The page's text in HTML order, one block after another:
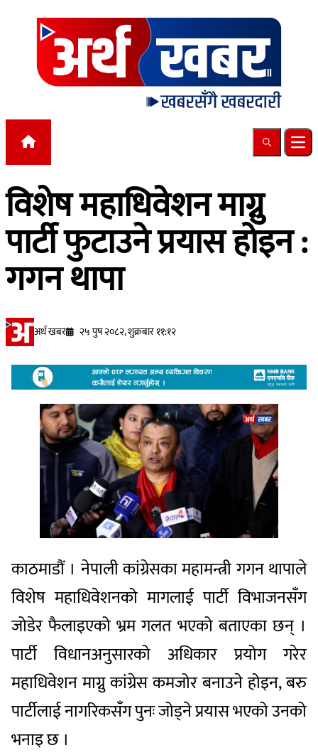
Skip to content
Search
विशेष महाधिवेशन माग्नु
पार्टी फुटाउने प्रयास होइन :
गगन थापा
अर्थ खबर २५ पुष २०८२, शुक्रबार ११:१२
काठमाडौं । नेपाली कांग्रेसका महामन्त्री गगन थापाले
विशेष महाधिवेशनको मागलाई पार्टी विभाजनसँग
जोडेर फैलाइएको भ्रम गलत भएको बताएका छन् ।
पार्टी विधानअनुसारको अधिकार प्रयोग गरेर
महाधिवेशन माग्नु कांग्रेस कमजोर बनाउने होइन, बरु
पार्टीलाई नागरिकसँग पुनः जोड्ने प्रयास भएको उनको
भनाइ छ ।